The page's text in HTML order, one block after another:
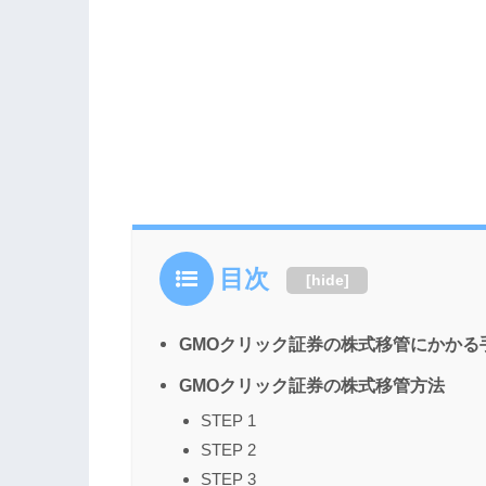
目次 [hide]
GMOクリック証券の株式移管にかかる
GMOクリック証券の株式移管方法
STEP 1
STEP 2
STEP 3